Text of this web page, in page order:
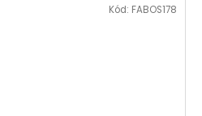
Kód: FABOS178